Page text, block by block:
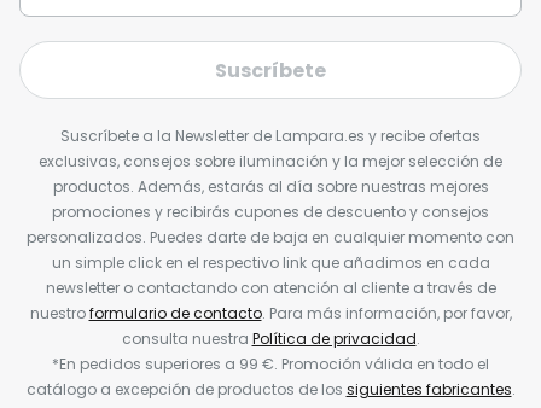
Suscríbete
Suscríbete a la Newsletter de Lampara.es y recibe ofertas
exclusivas, consejos sobre iluminación y la mejor selección de
productos. Además, estarás al día sobre nuestras mejores
promociones y recibirás cupones de descuento y consejos
personalizados. Puedes darte de baja en cualquier momento con
un simple click en el respectivo link que añadimos en cada
newsletter o contactando con atención al cliente a través de
nuestroformulario de contacto. Para más información, por favor,
consulta nuestra Política de privacidad.
*En pedidos superiores a 99 €. Promoción válida en todo el
catálogo a excepción de productos de los siguientes fabricantes.